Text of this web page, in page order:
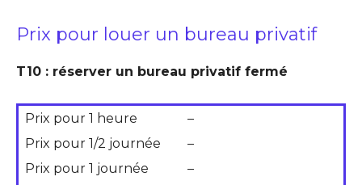
Prix pour louer un bureau privatif
T10 : réserver un bureau privatif fermé
Prix pour 1 heure
–
Prix pour 1/2 journée
–
Prix pour 1 journée
–